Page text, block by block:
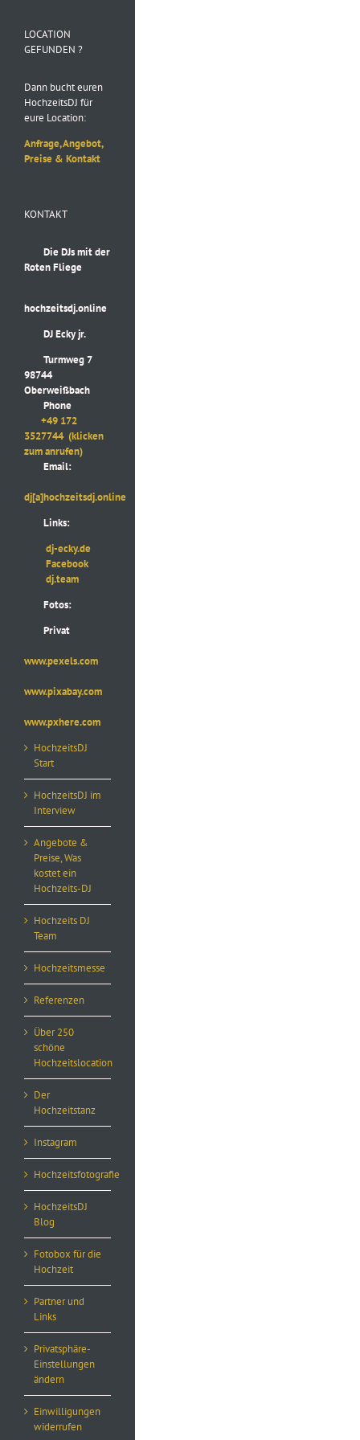
LOCATION
GEFUNDEN ?
Dann bucht euren
HochzeitsDJ für
eure Location:
Anfrage, Angebot,
Preise & Kontakt
KONTAKT
Die DJs mit der
Roten Fliege
hochzeitsdj.online
DJ Ecky jr.
Turmweg 7
98744
Oberweißbach
Phone
+49 172
3527744 (klicken
zum anrufen)
Email:
dj[a]hochzeitsdj.online
Links:
dj-ecky.de
Facebook
dj.team
Fotos:
Privat
www.pexels.com
www.pixabay.com
www.pxhere.com
HochzeitsDJ
Start
HochzeitsDJ im
Interview
Angebote &
Preise, Was
kostet ein
Hochzeits-DJ
Hochzeits DJ
Team
Hochzeitsmesse
Referenzen
Über 250
schöne
Hochzeitslocation
Der
Hochzeitstanz
Instagram
Hochzeitsfotografie
HochzeitsDJ
Blog
Fotobox für die
Hochzeit
Partner und
Links
Privatsphäre-
Einstellungen
ändern
Einwilligungen
widerrufen